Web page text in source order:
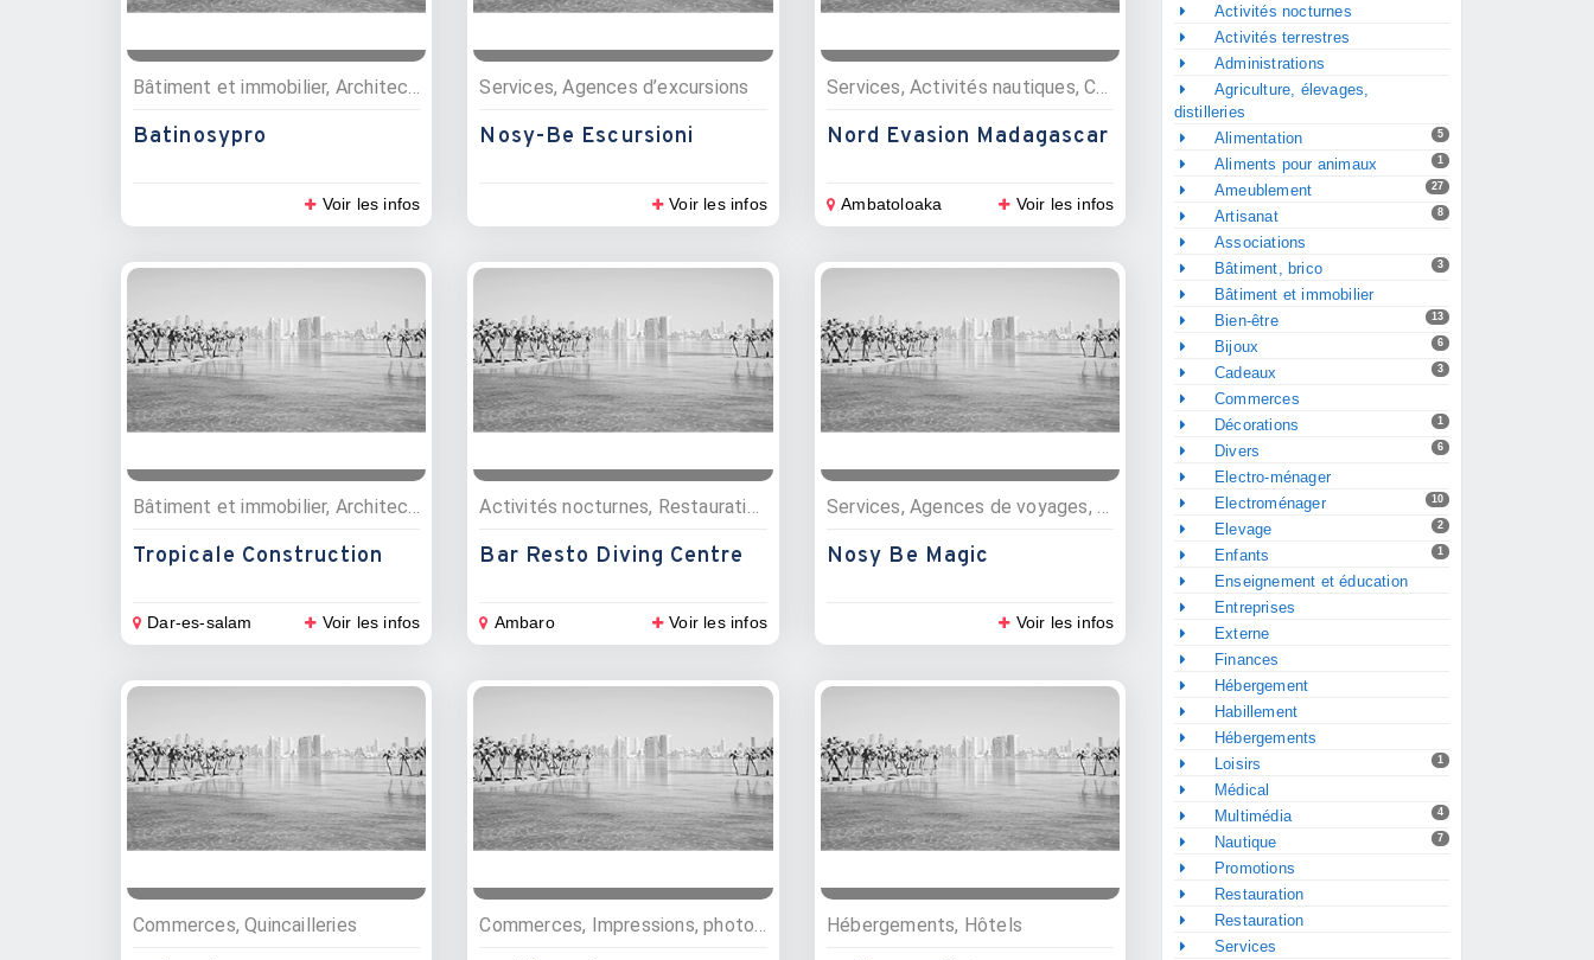
Bâtiment et immobilier, Architectes, Professionnels de la construction, Batiment et travaux public
Batinosypro
Voir les infos
Services, Agences d’excursions
Nosy-Be Escursioni
Voir les infos
Services, Activités nautiques, Croisières, Agences d’excursions
Nord Evasion Madagascar
Ambatoloaka Voir les infos
Tropicale Construction
Dar-es-salam Voir les infos
Bar Resto Diving Centre
Ambaro Voir les infos
Nosy Be Magic
Voir les infos
Commerces, Quincailleries Commerces, Impressions, photocopies Hébergements, Hôtels
Activités nocturnes
Activités terrestres
Administrations
Agriculture, élevages,
distilleries
5
Alimentation
1
Aliments pour animaux
27
Ameublement
8
Artisanat
Associations
3
Bâtiment, brico
Bâtiment et immobilier
13
Bien-être
6
Bijoux
3
Cadeaux
Commerces
1
Décorations
6
Divers
Electro-ménager
10
Electroménager
2
Elevage
1
Enfants
Enseignement et éducation
Entreprises
Externe
Finances
Hébergement
Habillement
Hébergements
1
Loisirs
Médical
4
Multimédia
7
Nautique
Promotions
Restauration
Restauration
Services